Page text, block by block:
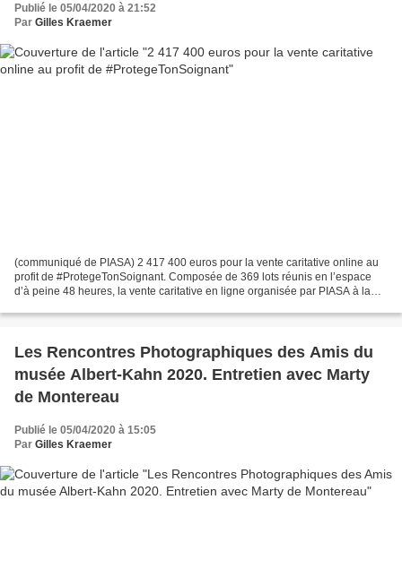
Publié le 05/04/2020 à 21:52
Par Gilles Kraemer
(communiqué de PIASA) 2 417 400 euros pour la vente caritative online au
profit de #ProtegeTonSoignant. Composée de 369 lots réunis en l’espace
d’à peine 48 heures, la vente caritative en ligne organisée par PIASA à la
Les Rencontres Photographiques des Amis du
musée Albert-Kahn 2020. Entretien avec Marty
de Montereau
Publié le 05/04/2020 à 15:05
Par Gilles Kraemer